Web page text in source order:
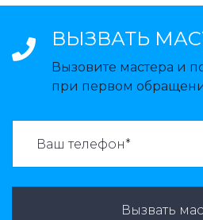
ВЫЗВАТЬ
Вызовите мастера и
при первом
Вызвать